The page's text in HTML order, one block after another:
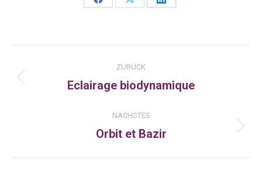
Share
Share
Share
Kommentarnavigation
ZURÜCK
Vorheriger
Eclairage biodynamique
NÄCHSTES
Nächster
Orbit et Bazir